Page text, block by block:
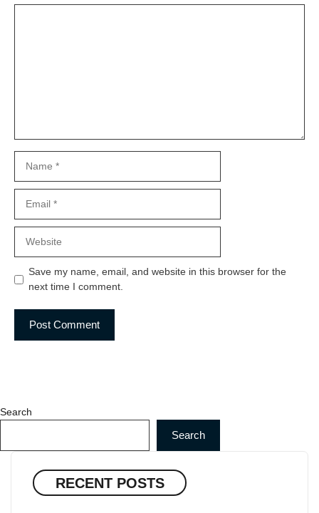
Save my name, email, and website in this browser for the
next time I comment.
Search
Search
RECENT POSTS